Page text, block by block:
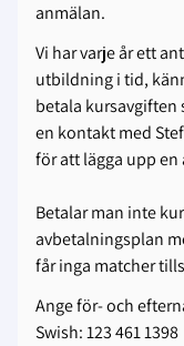
anmälan.
Vi har varje år ett
utbildning i tid,
betala kursavgiften
en kontakt med
för att lägga upp
Betalar man inte
avbetalningsplan
får inga matcher
Ange för- och
Swish: 123 461 1398